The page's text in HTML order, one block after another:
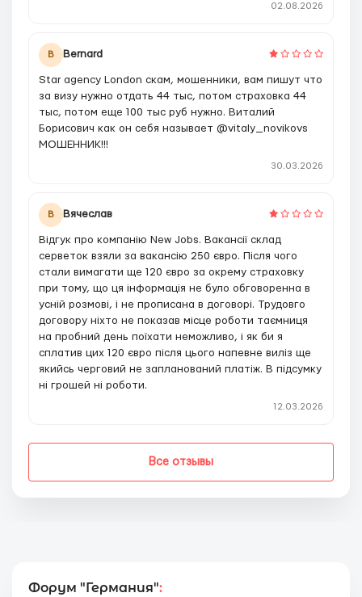
02.08.2026
B Bernard
Star agency London скам, мошенники, вам пишут что
за визу нужно отдать 44 тыс, потом страховка 44
тыс, потом еще 100 тыс руб нужно. Виталий
Борисович как он себя называет @vitaly_novikovs
МОШЕННИК!!!
30.03.2026
В Вячеслав
Відгук про компанію New Jobs. Вакансії склад
серветок взяли за вакансію 250 євро. Після чого
стали вимагати ще 120 євро за окрему страховку
при тому, що ця інформація не було обговоренна в
усній розмові, і не прописана в договорі. Трудовго
договору ніхто не показав місце роботи таємниця
на пробний день поїхати неможливо, і як би я
сплатив цих 120 євро після цього напевне виліз ще
якийсь черговий не запланований платіж. В підсумку
ні грошей ні роботи.
12.03.2026
Все отзывы
Форум "Германия":